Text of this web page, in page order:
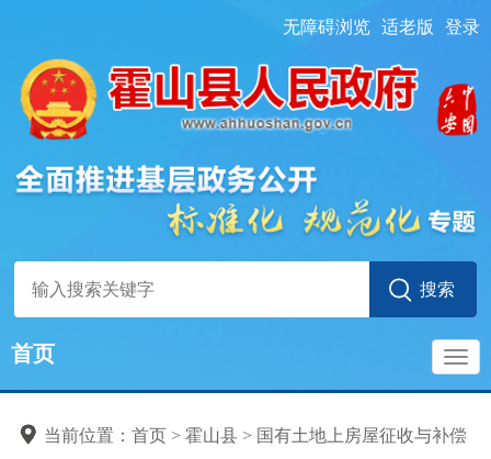
无障碍浏览 适老版 登录
首页
当前位置： 首页 > 霍山县 > 国有土地上房屋征收与补偿